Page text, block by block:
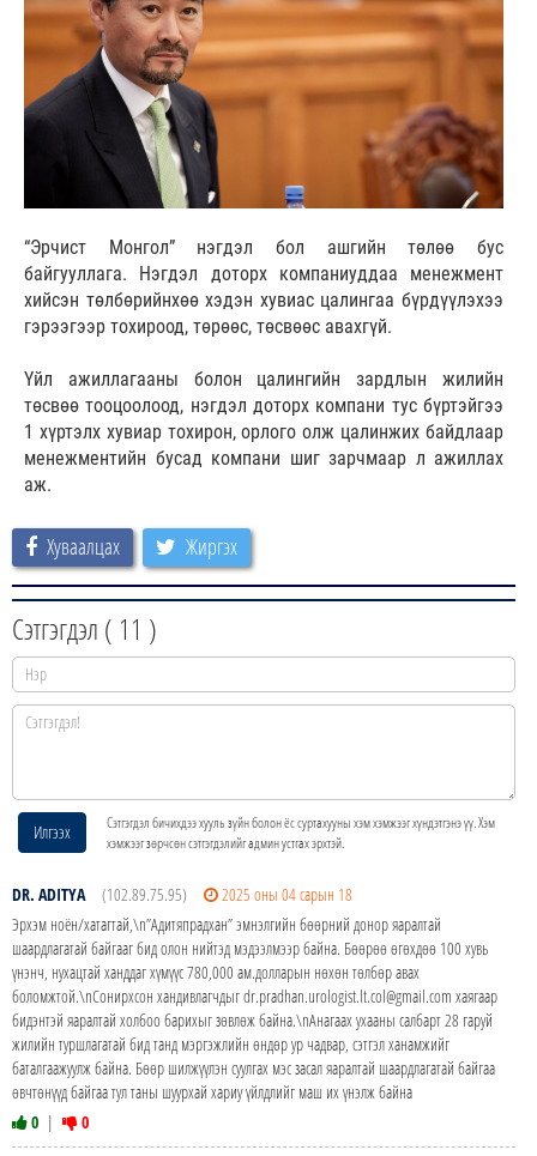
“Эрчист Монгол” нэгдэл бол ашгийн төлөө бус
байгууллага. Нэгдэл доторх компаниуддаа менежмент
хийсэн төлбөрийнхөө хэдэн хувиас цалингаа бүрдүүлэхээ
гэрээгээр тохироод, төрөөс, төсвөөс авахгүй.
Үйл ажиллагааны болон цалингийн зардлын жилийн
төсвөө тооцоолоод, нэгдэл доторх компани тус бүртэйгээ
1 хүртэлх хувиар тохирон, орлого олж цалинжих байдлаар
менежментийн бусад компани шиг зарчмаар л ажиллах
аж.
Хуваалцах Жиргэх
Сэтгэгдэл ( 11 )
Илгээх
Сэтгэгдэл бичихдээ хууль зүйн болон ёс суртахууны хэм хэмжээг хүндэтгэнэ үү. Хэм
хэмжээг зөрчсөн сэтгэгдэлийг админ устгах эрхтэй.
DR. ADITYA (102.89.75.95)
2025 оны 04 сарын 18
Эрхэм ноён/хатагтай,\n”Адитяпрадхан” эмнэлгийн бөөрний донор яаралтай
шаардлагатай байгааг бид олон нийтэд мэдээлмээр байна. Бөөрөө өгөхдөө 100 хувь
үнэнч, нухацтай ханддаг хүмүүс 780,000 ам.долларын нөхөн төлбөр авах
боломжтой.\nСонирхсон хандивлагчдыг dr.pradhan.urologist.lt.col@gmail.com хаягаар
бидэнтэй яаралтай холбоо барихыг зөвлөж байна.\nАнагаах ухааны салбарт 28 гаруй
жилийн туршлагатай бид танд мэргэжлийн өндөр ур чадвар, сэтгэл ханамжийг
баталгаажуулж байна. Бөөр шилжүүлэн суулгах мэс засал яаралтай шаардлагатай байгаа
өвчтөнүүд байгаа тул таны шуурхай хариу үйлдлийг маш их үнэлж байна
0 | 0